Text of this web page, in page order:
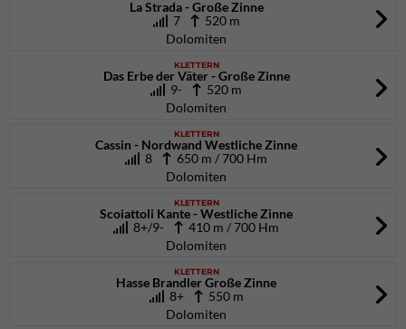
La Strada - Große Zinne
7 520 m
Dolomiten
KLETTERN
Das Erbe der Väter - Große Zinne
9-
520 m
Dolomiten
KLETTERN
Cassin - Nordwand Westliche Zinne
8
650 m / 700 Hm
Dolomiten
KLETTERN
Scoiattoli Kante - Westliche Zinne
8+/9-
410 m / 700 Hm
Dolomiten
KLETTERN
Hasse Brandler Große Zinne
8+ 550 m
Dolomiten